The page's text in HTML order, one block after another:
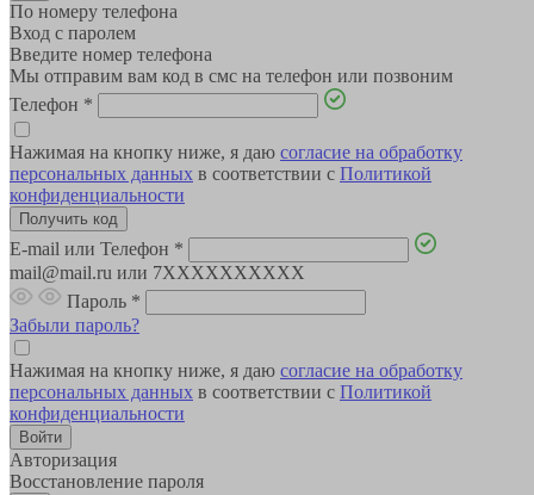
По номеру телефона
Вход с паролем
Введите номер телефона
Мы отправим вам код в смс на телефон или позвоним
Телефон *
Нажимая на кнопку ниже, я даю согласие на обработку
персональных данных в соответствии с Политикой
конфиденциальности
E-mail или Телефон *
mail@mail.ru или 7XXXXXXXXXX
Пароль *
Забыли пароль?
Нажимая на кнопку ниже, я даю согласие на обработку
персональных данных в соответствии с Политикой
конфиденциальности
Авторизация
Восстановление пароля